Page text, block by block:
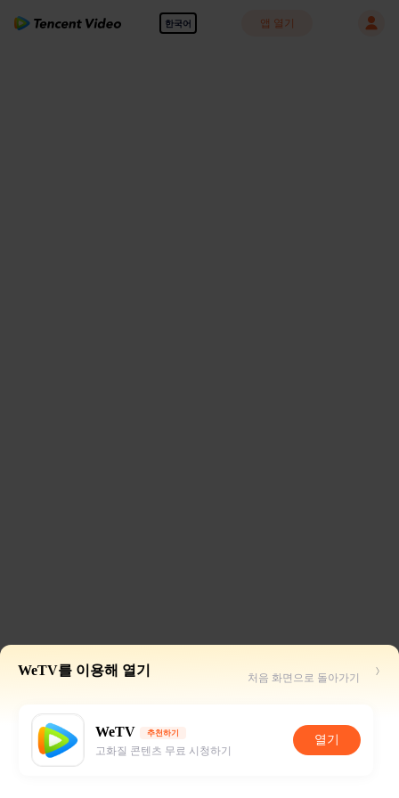
한국어 앱 열기
WeTV를 이용해 열기 처음 화면으로 돌아가기
WeTV 추천하기
고화질 콘텐츠 무료 시청하기
열기